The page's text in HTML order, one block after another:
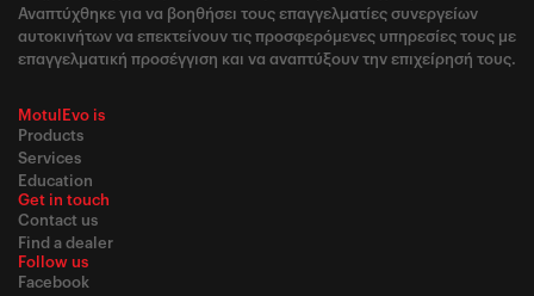
Αναπτύχθηκε για να βοηθήσει τους επαγγελματίες συνεργείων
αυτοκινήτων να επεκτείνουν τις προσφερόμενες υπηρεσίες τους με
επαγγελματική προσέγγιση και να αναπτύξουν την επιχείρησή τους.
MotulEvo is
Products
Services
Education
Get in touch
Contact us
Find a dealer
Follow us
Facebook